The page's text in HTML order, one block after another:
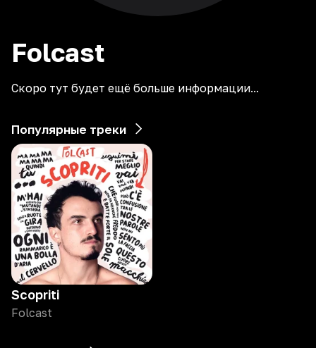
Folcast
Скоро тут будет ещё больше информации...
Популярные треки
Scopriti
Folcast